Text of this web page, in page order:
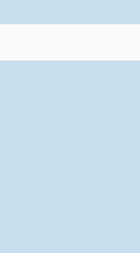
-